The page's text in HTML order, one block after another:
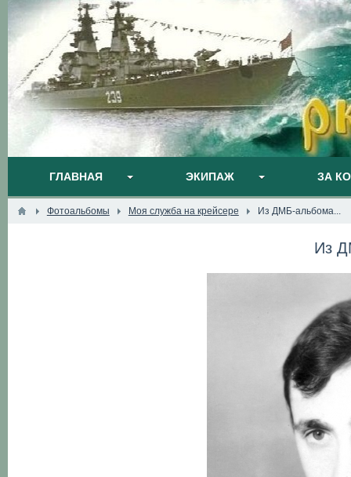
ГЛАВНАЯ ЭКИПАЖ ЗА
Фотоальбомы Моя служба на крейсере Из ДМБ-альбома...
Из